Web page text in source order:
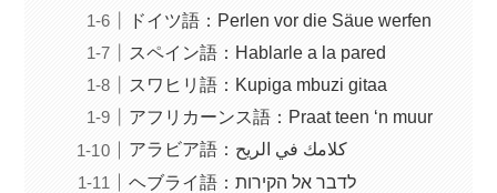
ドイツ語：Perlen vor die Säue werfen
スペイン語：Hablarle a la pared
スワヒリ語：Kupiga mbuzi gitaa
アフリカーンス語：Praat teen ‘n muur
アラビア語：كلامك في الريح
ヘブライ語：לדבר אל הקירות